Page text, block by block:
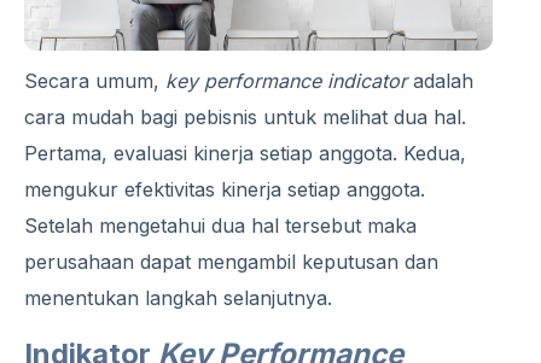
Secara umum, key performance indicatoradalah
cara mudah bagi pebisnis untuk melihat dua hal.
Pertama, evaluasi kinerja setiap anggota. Kedua,
mengukur efektivitas kinerja setiap anggota.
Setelah mengetahui dua hal tersebut maka
perusahaan dapat mengambil keputusan dan
menentukan langkah selanjutnya.
Indikator Key Performance